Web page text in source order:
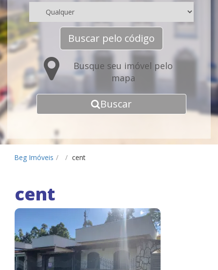
Buscar pelo código
Busque seu imóvel pelo
mapa
Buscar
Beg Imóveis / / cent
cent